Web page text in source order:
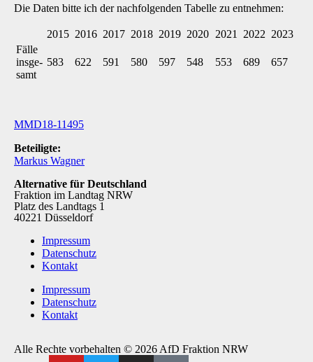
Die Daten bitte ich der nachfolgenden Tabelle zu entnehmen:
2015 2016 2017 2018 2019 2020 2021 2022 2023
Fälle
insge­
samt
583 622 591 580 597 548 553 689 657
MMD18-11495
Beteiligte:
Markus Wagner
Alternative für Deutschland
Fraktion im Landtag NRW
Platz des Landtags 1
40221 Düsseldorf
Impressum
Datenschutz
Kontakt
Impressum
Datenschutz
Kontakt
Alle Rechte vorbehalten © 2026 AfD Fraktion NRW